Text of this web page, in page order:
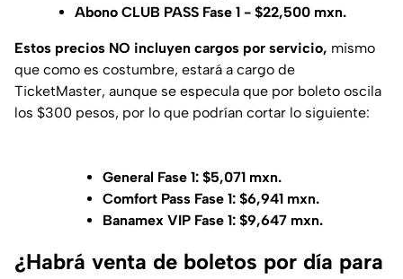
Abono CLUB PASS Fase 1 - $22,500 mxn.
Estos precios NO incluyen cargos por servicio, mismo
que como es costumbre, estará a cargo de
TicketMaster, aunque se especula que por boleto oscila
los $300 pesos, por lo que podrían cortar lo siguiente:
General Fase 1: $5,071 mxn.
Comfort Pass Fase 1: $6,941 mxn.
Banamex VIP Fase 1: $9,647 mxn.
¿Habrá venta de boletos por día para